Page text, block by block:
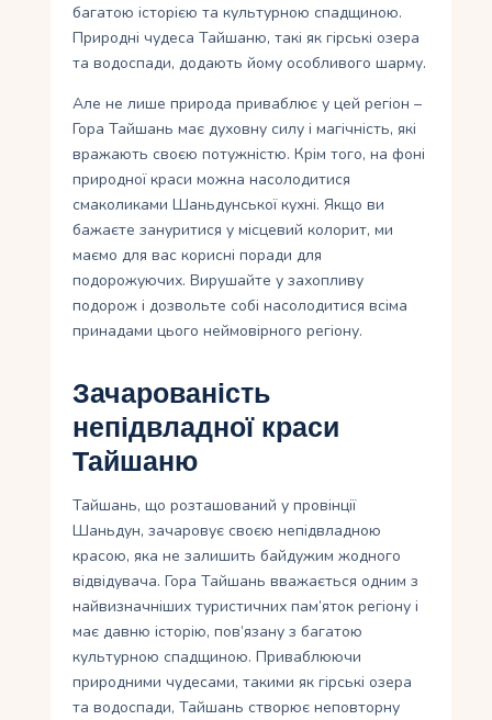
багатою історією та культурною спадщиною.
Природні чудеса Тайшаню, такі як гірські озера
та водоспади, додають йому особливого шарму.
Але не лише природа приваблює у цей регіон –
Гора Тайшань має духовну силу і магічність, які
вражають своєю потужністю. Крім того, на фоні
природної краси можна насолодитися
смаколиками Шаньдунської кухні. Якщо ви
бажаєте зануритися у місцевий колорит, ми
маємо для вас корисні поради для
подорожуючих. Вирушайте у захопливу
подорож і дозвольте собі насолодитися всіма
принадами цього неймовірного регіону.
Зачарованість
непідвладної краси
Тайшаню
Тайшань, що розташований у провінції
Шаньдун, зачаровує своєю непідвладною
красою, яка не залишить байдужим жодного
відвідувача. Гора Тайшань вважається одним з
найвизначніших туристичних пам’яток регіону і
має давню історію, пов’язану з багатою
культурною спадщиною. Приваблюючи
природними чудесами, такими як гірські озера
та водоспади, Тайшань створює неповторну